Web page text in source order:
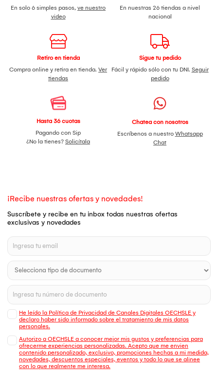
En solo 6 simples pasos, ve nuestro
video
En nuestras 26 tiendas a nivel
nacional
Retiro en tienda
Compra online y retira en tienda. Ver
tiendas
Sigue tu pedido
Fácil y rápido sólo con tu DNI. Seguir
pedido
Hasta 36 cuotas
Pagando con Sip
¿No la tienes? Solicítala
Chatea con nosotros
Escríbenos a nuestro Whatsapp
Chat
¡Recibe nuestras ofertas y novedades!
Suscríbete y recibe en tu inbox todas nuestras ofertas
exclusivas y novedades
He leído la Política de Privacidad de Canales Digitales OECHSLE y
declaro haber sido informado sobre el tratamiento de mis datos
personales.
Autorizo a OECHSLE a conocer mejor mis gustos y preferencias para
ofrecerme experiencias personalizadas. Acepto que me envien
contenido personalizado, exclusivo, promociones hechas a mi medida,
novedades, descuentos especiales, eventos y todo lo que se alinee
con lo que realmente me interesa.